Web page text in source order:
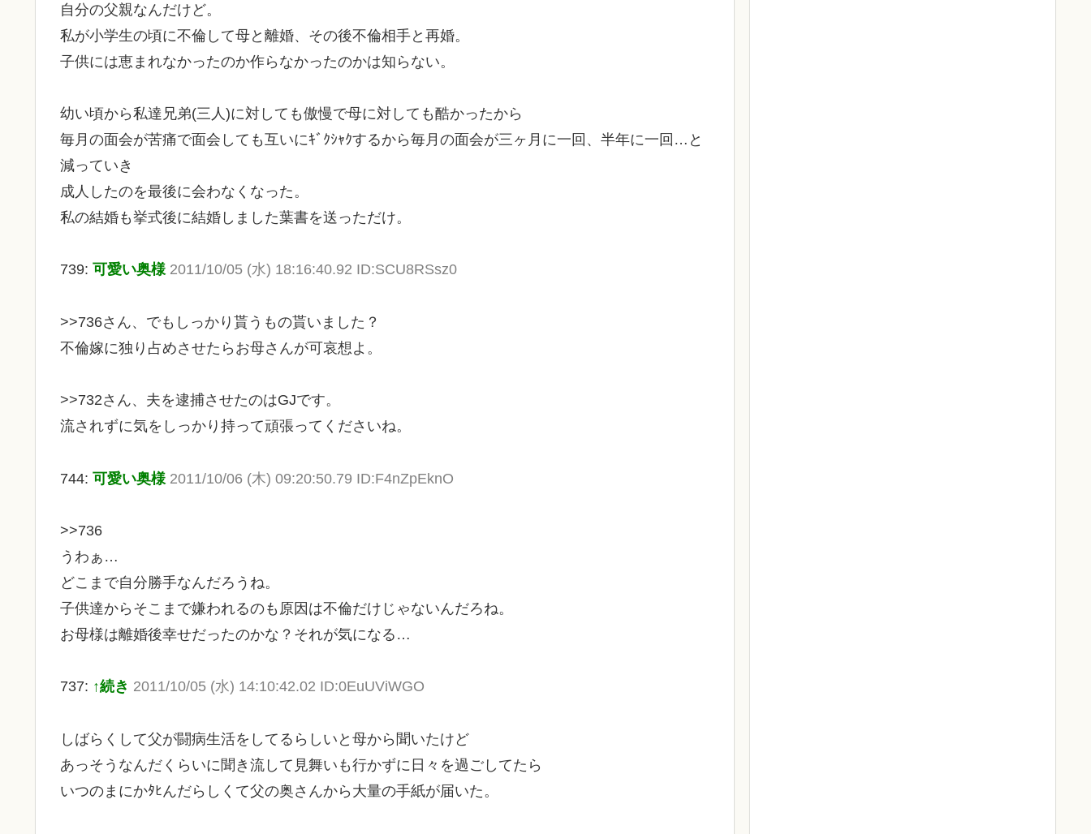
自分の父親なんだけど。
私が小学生の頃に不倫して母と離婚、その後不倫相手と再婚。
子供には恵まれなかったのか作らなかったのかは知らない。
幼い頃から私達兄弟(三人)に対しても傲慢で母に対しても酷かったから
毎月の面会が苦痛で面会しても互いにｷﾞｸｼｬｸするから毎月の面会が三ヶ月に一回、半年に一回…と
減っていき
成人したのを最後に会わなくなった。
私の結婚も挙式後に結婚しました葉書を送っただけ。
739: 可愛い奥様 2011/10/05 (水) 18:16:40.92 ID:SCU8RSsz0
>>736さん、でもしっかり貰うもの貰いました？
不倫嫁に独り占めさせたらお母さんが可哀想よ。
>>732さん、夫を逮捕させたのはGJです。
流されずに気をしっかり持って頑張ってくださいね。
744: 可愛い奥様 2011/10/06 (木) 09:20:50.79 ID:F4nZpEknO
>>736
うわぁ…
どこまで自分勝手なんだろうね。
子供達からそこまで嫌われるのも原因は不倫だけじゃないんだろね。
お母様は離婚後幸せだったのかな？それが気になる…
737: ↑続き 2011/10/05 (水) 14:10:42.02 ID:0EuUViWGO
しばらくして父が闘病生活をしてるらしいと母から聞いたけど
あっそうなんだくらいに聞き流して見舞いも行かずに日々を過ごしてたら
いつのまにかﾀﾋんだらしくて父の奥さんから大量の手紙が届いた。